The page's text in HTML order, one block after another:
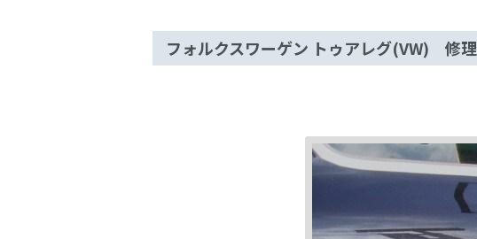
フォルクスワーゲン トゥアレグ(VW) 修理